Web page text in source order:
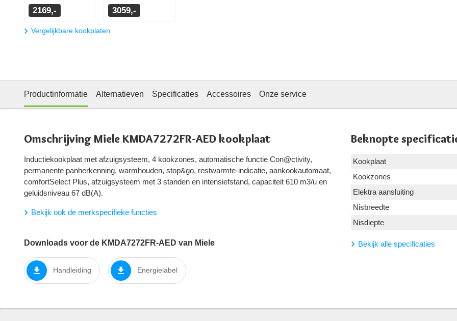
2169,- 3059,-
Vergelijkbare kookplaten
Productinformatie Alternatieven Specificaties Accessoires Onze service
Omschrijving Miele KMDA7272FR-AED kookplaat
Inductiekookplaat met afzuigsysteem, 4 kookzones, automatische functie Con@ctivity,
permanente panherkenning, warmhouden, stop&go, restwarmte-indicatie, aankookautomaat,
comfortSelect Plus, afzuigsysteem met 3 standen en intensiefstand, capaciteit 610 m3/u en
geluidsniveau 67 dB(A).
Bekijk ook de merkspecifieke functies
Downloads voor de KMDA7272FR-AED van Miele
Handleiding Energielabel
Beknopte
Kookplaat
Kookzones
Elektra aansluiting
Nisbreedte
Nisdiepte
Bekijk alle specificaties